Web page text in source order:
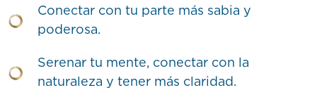
Conectar con tu parte más sabia y
poderosa.
Serenar tu mente, conectar con la
naturaleza y tener más claridad.